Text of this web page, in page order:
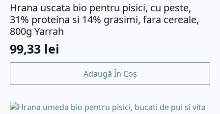
Hrana uscata bio pentru pisici, cu peste,
31% proteina si 14% grasimi, fara cereale,
800g Yarrah
99,33 lei
Adaugă În Coș